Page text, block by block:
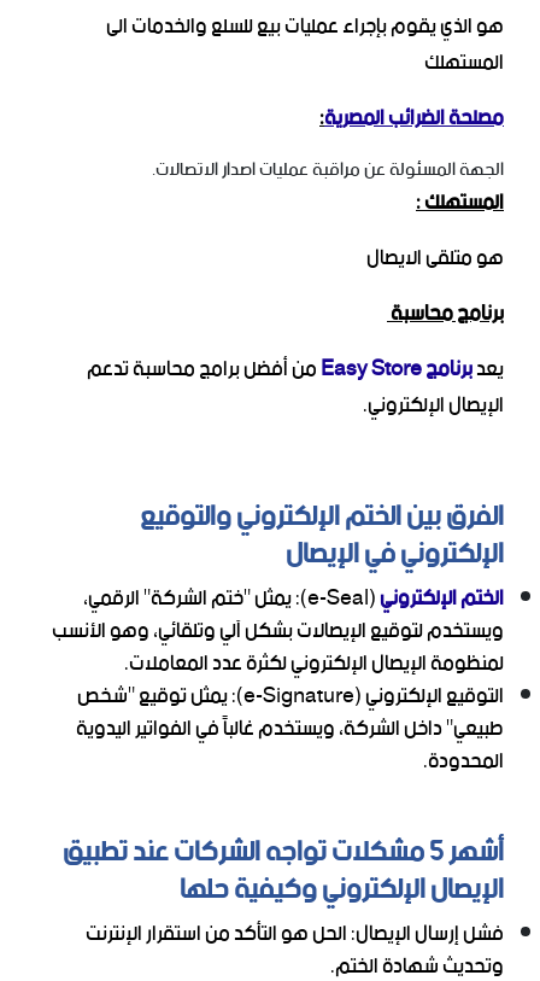
هو الذي يقوم بإجراء عمليات بيع للسلع والخدمات الى
المستهلك
مصلحة الضرائب المصرية:
الجهة المسئولة عن مراقبة عمليات اصدار الاتصالات.
المستهلك :
هو متلقى الايصال
برنامج محاسبة
يعدبرنامج Easy Store من أفضل برامج محاسبة تدعم
الإيصال الإلكتروني.
الفرق بين الختم الإلكتروني والتوقيع
الإلكتروني في الإيصال
الختم الإلكتروني (e-Seal): يمثل "ختم الشركة" الرقمي،
ويستخدم لتوقيع الإيصالات بشكل آلي وتلقائي، وهو الأنسب
لمنظومة الإيصال الإلكتروني لكثرة عدد المعاملات.
التوقيع الإلكتروني (e-Signature): يمثل توقيع "شخص
طبيعي" داخل الشركة، ويستخدم غالباً في الفواتير اليدوية
المحدودة.
أشهر 5 مشكلات تواجه الشركات عند تطبيق
الإيصال الإلكتروني وكيفية حلها
فشل إرسال الإيصال: الحل هو التأكد من استقرار الإنترنت
وتحديث شهادة الختم.